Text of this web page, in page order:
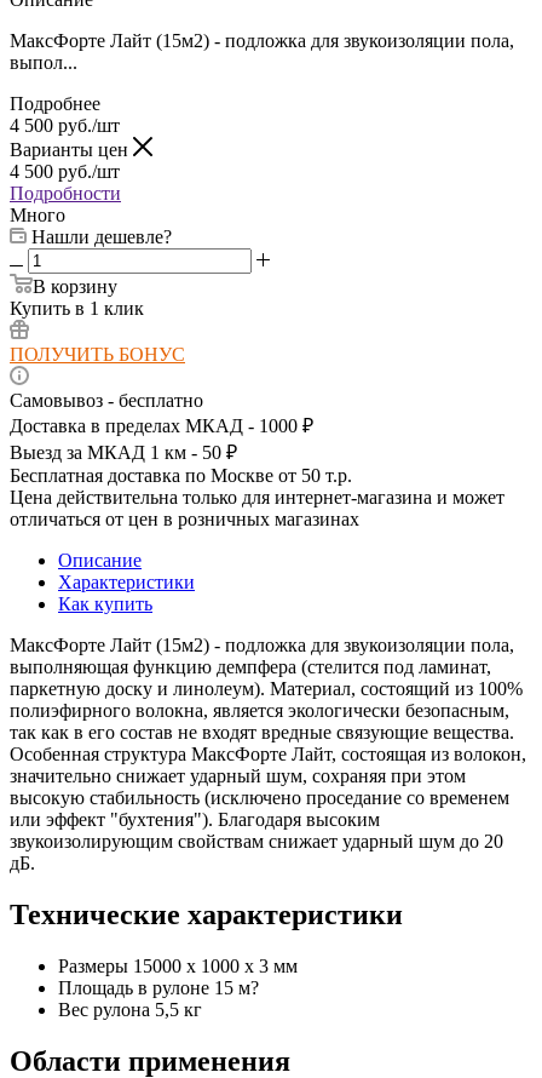
МаксФорте Лайт (15м2) - подложка для звукоизоляции пола,
выпол...
Подробнее
4 500 руб./шт
Варианты цен
4 500 руб./шт
Подробности
Много
Нашли дешевле?
В корзину
Купить в 1 клик
ПОЛУЧИТЬ БОНУС
Самовывоз - бесплатно
Доставка в пределах МКАД - 1000 ₽
Выезд за МКАД 1 км - 50 ₽
Бесплатная доставка по Москве от 50 т.р.
Цена действительна только для интернет-магазина и может
отличаться от цен в розничных магазинах
Описание
Характеристики
Как купить
МаксФорте Лайт (15м2) - подложка для звукоизоляции пола,
выполняющая функцию демпфера (стелится под ламинат,
паркетную доску и линолеум). Материал, состоящий из 100%
полиэфирного волокна, является экологически безопасным,
так как в его состав не входят вредные связующие вещества.
Особенная структура МаксФорте Лайт, состоящая из волокон,
значительно снижает ударный шум, сохраняя при этом
высокую стабильность (исключено проседание со временем
или эффект "бухтения"). Благодаря высоким
звукоизолирующим свойствам снижает ударный шум до 20
дБ.
Технические характеристики
Размеры 15000 х 1000 х 3 мм
Площадь в рулоне 15 м?
Вес рулона 5,5 кг
Области применения